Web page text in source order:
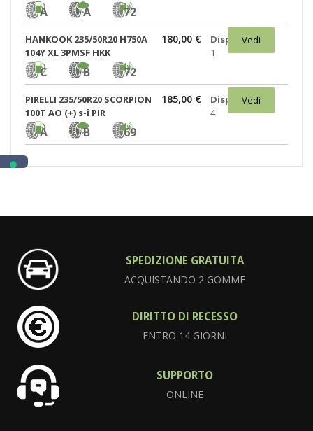
A A 72
HANKOOK 235/50R20 H750A
104Y XL 3PMSF HKK
C B 72
180,00 €
Disponibili:
1
Vedi
PIRELLI 235/50R20 SCORPION
100T AO (+) s-i PIR
A B 69
185,00 €
Disponibili:
4
Vedi
SPEDIZIONE GRATUITA
ACQUISTANDO 2 GOMME
DIRITTO DI RECESSO
ENTRO 14 GIORNI
SUPPORTO
ONLINE